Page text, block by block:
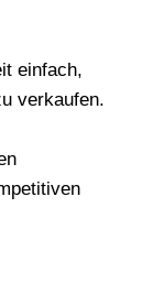
einfach,
verkaufen.